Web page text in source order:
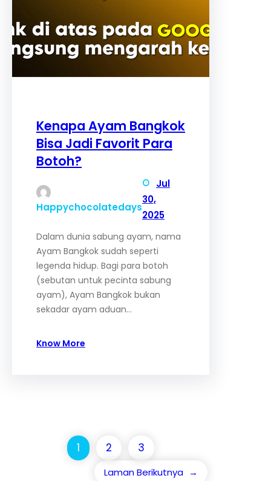
Kenapa Ayam Bangkok
Bisa Jadi Favorit Para
Botoh?
Happychocolatedays
Jul
30,
2025
Dalam dunia sabung ayam, nama
Ayam Bangkok sudah seperti
legenda hidup. Bagi para botoh
(sebutan untuk pecinta sabung
ayam), Ayam Bangkok bukan
sekadar ayam aduan…
Know More
1 2 3
Laman Berikutnya →